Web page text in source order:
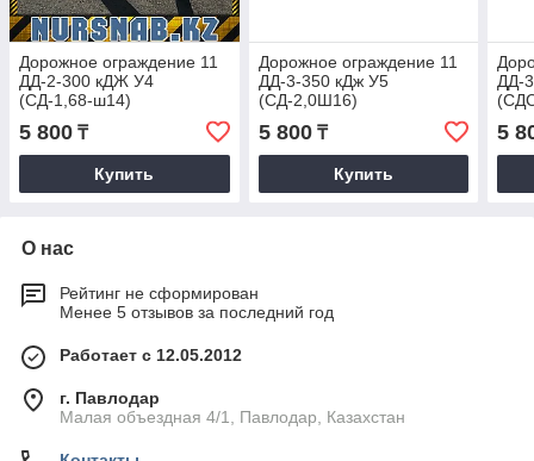
Дорожное ограждение 11
ДД-2-300 кДЖ У4
(СД-1,68-ш14)
5 800 ₸
Купить
Дорожное ограждение 11
ДД-3-350 кДж У5
(СД-2,0Ш16)
5 800₸
Купить
ДД-
5
О нас
Рейтинг не сформирован
Менее 5 отзывов за последний год
Работает с 12.05.2012
г. Павлодар
Малая объездная 4/1, Павлодар, Казахстан